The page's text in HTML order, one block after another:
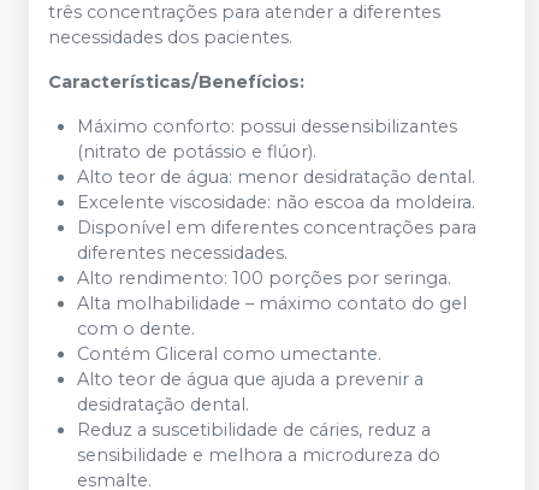
três concentrações para atender a diferentes
necessidades dos pacientes.
Características/Benefícios:
Máximo conforto: possui dessensibilizantes
(nitrato de potássio e flúor).
Alto teor de água: menor desidratação dental.
Excelente viscosidade: não escoa da moldeira.
Disponível em diferentes concentrações para
diferentes necessidades.
Alto rendimento: 100 porções por seringa.
Alta molhabilidade – máximo contato do gel
com o dente.
Contém Gliceral como umectante.
Alto teor de água que ajuda a prevenir a
desidratação dental.
Reduz a suscetibilidade de cáries, reduz a
sensibilidade e melhora a microdureza do
esmalte.